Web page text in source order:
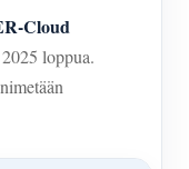
Cloud
loppua.